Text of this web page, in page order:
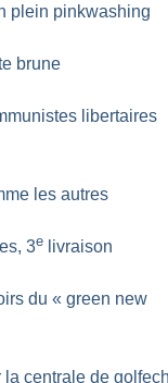
plein pinkwashing
brune
libertaires
les autres
3e livraison
du « green new
la centrale de